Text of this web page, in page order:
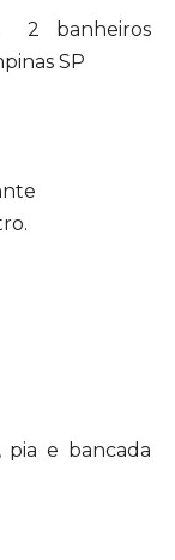
2 banheiros
SP
pia e bancada